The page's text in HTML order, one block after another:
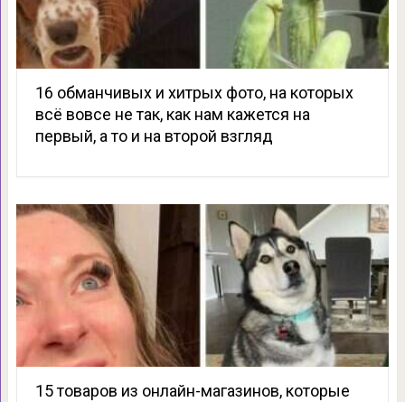
16 обманчивых и хитрых фото, на которых
всё вовсе не так, как нам кажется на
первый, а то и на второй взгляд
15 товаров из онлайн-магазинов, которые